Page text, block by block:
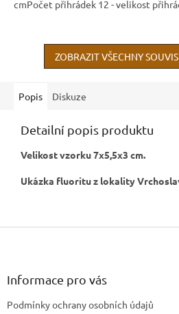
cmPočet přihrádek 12 - velikost
ZOBRAZIT VŠECHNY
Popis Diskuze
Detailní popis produktu
Velikost vzorku 7x5,5x3 cm.
Ukázka fluoritu z lokality
Z
Informace pro vás
Podmínky ochrany osobních údajů